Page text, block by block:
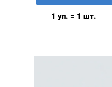
1 уп. = 1 шт.